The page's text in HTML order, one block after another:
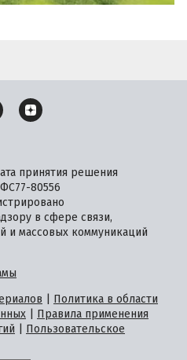
принятия решения
80556
в сфере связи,
и массовых коммуникаций
Политика в области
Правила применения
Пользовательское